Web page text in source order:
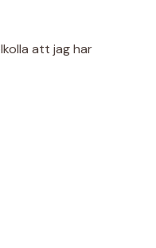
att jag har